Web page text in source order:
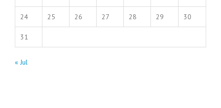
24 25 26 27 28 29 30
31
« Jul